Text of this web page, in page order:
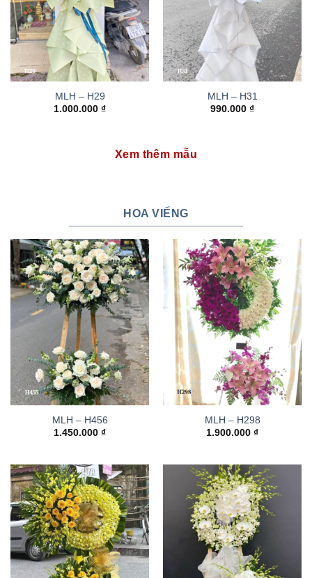
MLH – H29
1.000.000 ₫
MLH – H31
990.000 ₫
Xem thêm mẫu
HOA VIẾNG
MLH – H456
1.450.000 ₫
MLH – H298
1.900.000 ₫